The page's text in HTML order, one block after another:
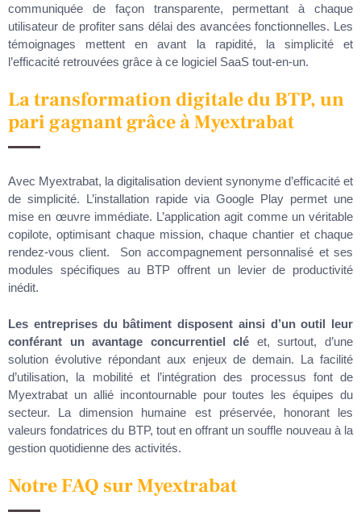
communiquée de façon transparente, permettant à chaque
utilisateur de profiter sans délai des avancées fonctionnelles. Les
témoignages mettent en avant la rapidité, la simplicité et
l’efficacité retrouvées grâce à ce logiciel SaaS tout-en-un.
La transformation digitale du BTP, un
pari gagnant grâce à Myextrabat
Avec Myextrabat, la digitalisation devient synonyme d’efficacité et
de simplicité. L’installation rapide via Google Play permet une
mise en œuvre immédiate. L’application agit comme un véritable
copilote, optimisant chaque mission, chaque chantier et chaque
rendez-vous client. Son accompagnement personnalisé et ses
modules spécifiques au BTP offrent un levier de productivité
inédit.
Les entreprises du bâtiment disposent ainsi d’un outil leur
conférant un avantage concurrentiel clé et, surtout, d’une
solution évolutive répondant aux enjeux de demain. La facilité
d’utilisation, la mobilité et l’intégration des processus font de
Myextrabat un allié incontournable pour toutes les équipes du
secteur. La dimension humaine est préservée, honorant les
valeurs fondatrices du BTP, tout en offrant un souffle nouveau à la
gestion quotidienne des activités.
Notre FAQ sur Myextrabat